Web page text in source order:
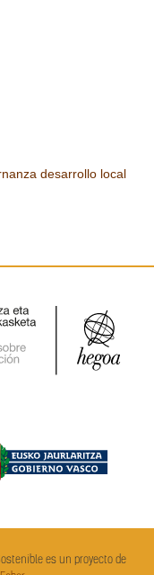
desarrollo local
es un proyecto de